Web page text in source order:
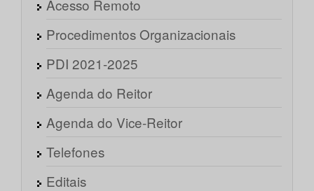
Acesso Remoto
Procedimentos Organizacionais
PDI 2021-2025
Agenda do Reitor
Agenda do Vice-Reitor
Telefones
Editais